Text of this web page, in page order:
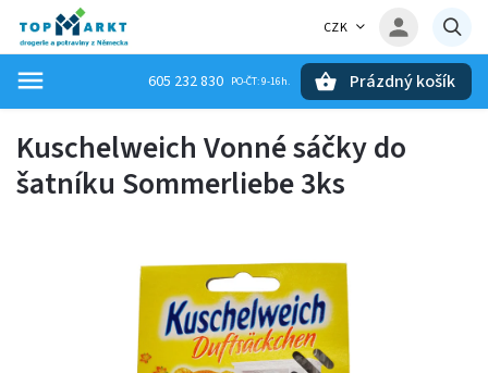
CZK
605 232 830 Prázdný košík
Kuschelweich Vonné sáčky do
šatníku Sommerliebe 3ks